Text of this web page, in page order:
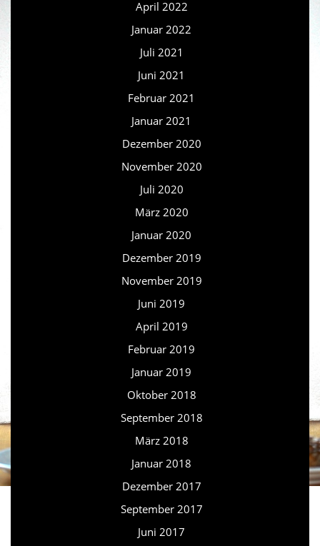
April 2022
Januar 2022
Juli 2021
Juni 2021
Februar 2021
Januar 2021
Dezember 2020
November 2020
Juli 2020
März 2020
Januar 2020
Dezember 2019
November 2019
Juni 2019
April 2019
Februar 2019
Januar 2019
Oktober 2018
September 2018
März 2018
Januar 2018
Dezember 2017
September 2017
Juni 2017